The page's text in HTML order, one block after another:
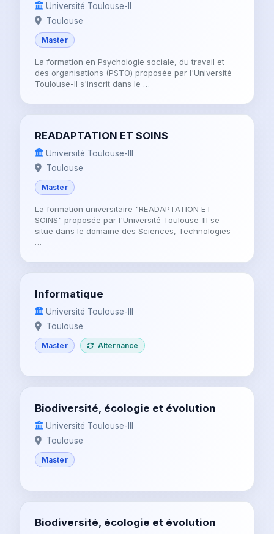
Université Toulouse-II
Toulouse
Master
La formation en Psychologie sociale, du travail et
des organisations (PSTO) proposée par l'Université
Toulouse-II s'inscrit dans le …
READAPTATION ET SOINS
Université Toulouse-III
Toulouse
Master
La formation universitaire "READAPTATION ET
SOINS" proposée par l'Université Toulouse-III se
situe dans le domaine des Sciences, Technologies
…
Informatique
Université Toulouse-III
Toulouse
Master Alternance
Biodiversité, écologie et évolution
Université Toulouse-III
Toulouse
Master
Biodiversité, écologie et évolution